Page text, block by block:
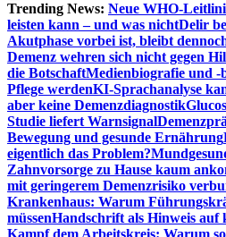
Trending News: Neue WHO-
leisten kann – und was nichtDelir
Akutphase vorbei ist, bleibt
Demenz wehren sich nicht gegen
die BotschaftMedienbiografie und -
Pflege werdenKI-Sprachanalyse
aber keine Demenzdiagnostik
Studie liefert Warnsignal
Bewegung und gesunde Ernährung
eigentlich das Problem?
Zahnvorsorge zu Hause kaum
mit geringerem Demenzrisiko
Krankenhaus: Warum
müssenHandschrift als Hinweis auf